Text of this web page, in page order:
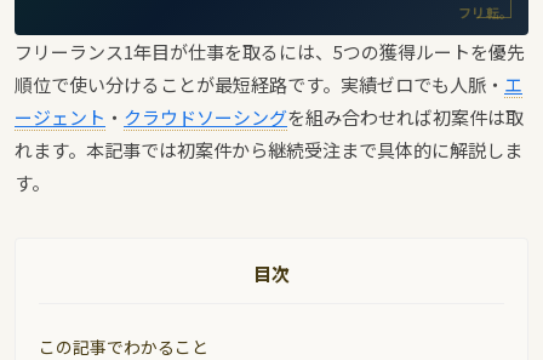
フリ転。
フリーランス1年目が仕事を取るには、5つの獲得ルートを優先
順位で使い分けることが最短経路です。実績ゼロでも人脈・ エ
ージェント ・ クラウドソーシングを組み合わせれば初案件は取
れます。本記事では初案件から継続受注まで具体的に解説しま
す。
目次
この記事でわかること